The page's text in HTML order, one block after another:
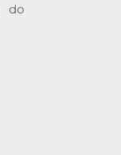
do